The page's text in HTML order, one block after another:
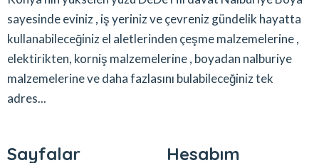
sayesinde eviniz , iş yeriniz ve çevreniz gündelik hayatta
kullanabileceğiniz el aletlerinden çeşme malzemelerine ,
elektirikten, korniş malzemelerine , boyadan nalburiye
malzemelerine ve daha fazlasını bulabileceğiniz tek
adres...
Sayfalar Hesabım